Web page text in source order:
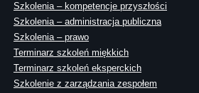
Szkolenia – kompetencje przyszłości
Szkolenia – administracja publiczna
Szkolenia – prawo
Terminarz szkoleń miękkich
Terminarz szkoleń eksperckich
Szkolenie z zarządzania zespołem